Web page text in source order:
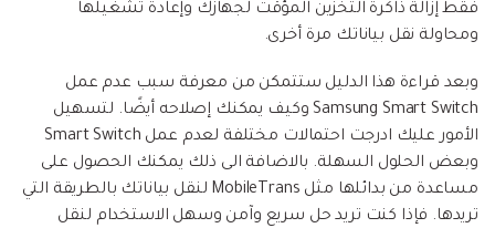
فقط إزالة ذاكرة التخزين المؤقت لجهازك وإعادة تشغيلها
ومحاولة نقل بياناتك مرة أخرى.
وبعد قراءة هذا الدليل ستتمكن من معرفة سبب عدم عمل
Samsung Smart Switch وكيف يمكنك إصلاحه أيضًا. لتسهيل
الأمور عليك ادرجت احتمالات مختلفة لعدم عمل Smart Switch
وبعض الحلول السهلة. بالاضافة الى ذلك يمكنك الحصول على
مساعدة من بدائلها مثل MobileTrans لنقل بياناتك بالطريقة التي
تريدها. فإذا كنت تريد حل سريع وآمن وسهل الاستخدام لنقل